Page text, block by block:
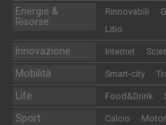
Energie &
Risorse
Rinnovabili
Litio
Innovazione Internet
Mobilità Smart-city
Life Food&Drink
Sport Calcio